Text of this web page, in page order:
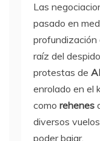
Las
pasado en
raíz del
protestas de
enrolado en el
como rehenes
diversos
poder bajar.